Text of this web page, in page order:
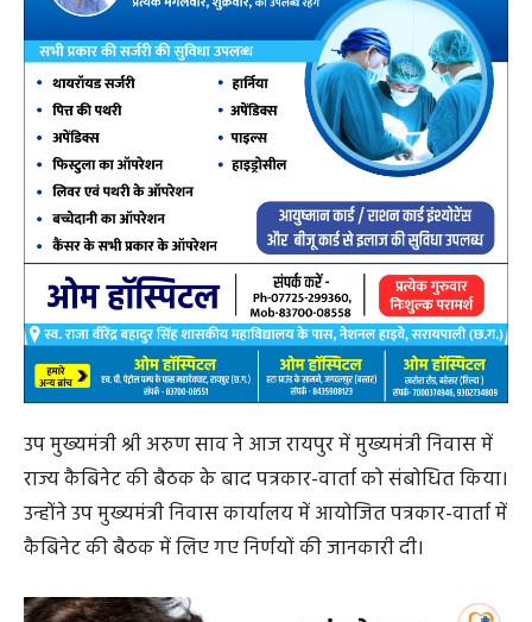
उप मुख्यमंत्री श्री अरुण साव ने आज रायपुर में मुख्यमंत्री निवास में
राज्य कैबिनेट की बैठक के बाद पत्रकार-वार्ता को संबोधित किया।
उन्होंने उप मुख्यमंत्री निवास कार्यालय में आयोजित पत्रकार-वार्ता में
कैबिनेट की बैठक में लिए गए निर्णयों की जानकारी दी।